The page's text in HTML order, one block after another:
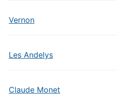
Vernon
Les Andelys
Claude Monet